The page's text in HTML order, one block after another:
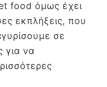
food όμως έχει
εκπλήξεις, που
σε
για να